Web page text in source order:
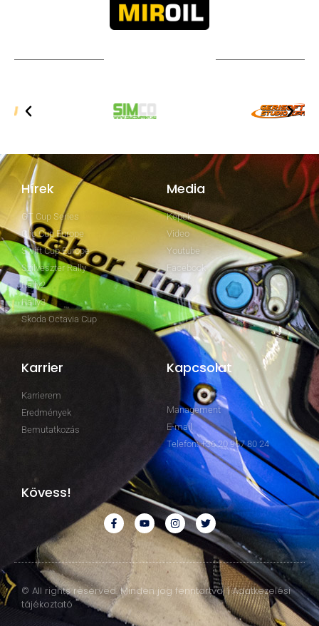
Hírek
GT Cup Series
Clio Cup Europe
Swift Cup Europe
Szilveszter Rally
Rally2
Rally3
Skoda Octavia Cup
Media
Képek
Video
Youtube
Facebook
Karrier
Karrierem
Eredmények
Bemutatkozás
Kapcsolat
Management
E-mail
Telefon: +36 20 967 80 24
Kövess!
© All rights reserved. Minden jog fenntartva. | Adatkezelési
tájékoztató